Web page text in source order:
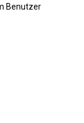
Benutzer